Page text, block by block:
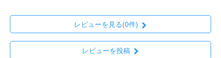
レビューを見る(0件)
レビューを投稿